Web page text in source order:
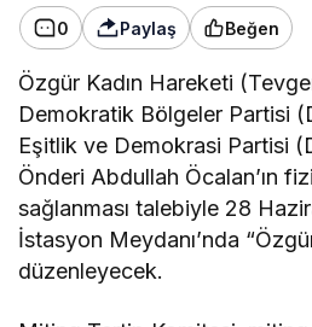
0 Paylaş Beğen
Özgür Kadın Hareketi
Demokratik Bölgeler Partisi
Eşitlik ve Demokrasi Partisi
Önderi Abdullah Öcalan’ın
sağlanması talebiyle 28
İstasyon Meydanı’nda
düzenleyecek.